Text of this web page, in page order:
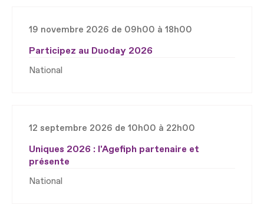
19 novembre 2026 de 09h00 à 18h00
Participez au Duoday 2026
National
12 septembre 2026 de 10h00 à 22h00
Uniques 2026 : l'Agefiph partenaire et
présente
National